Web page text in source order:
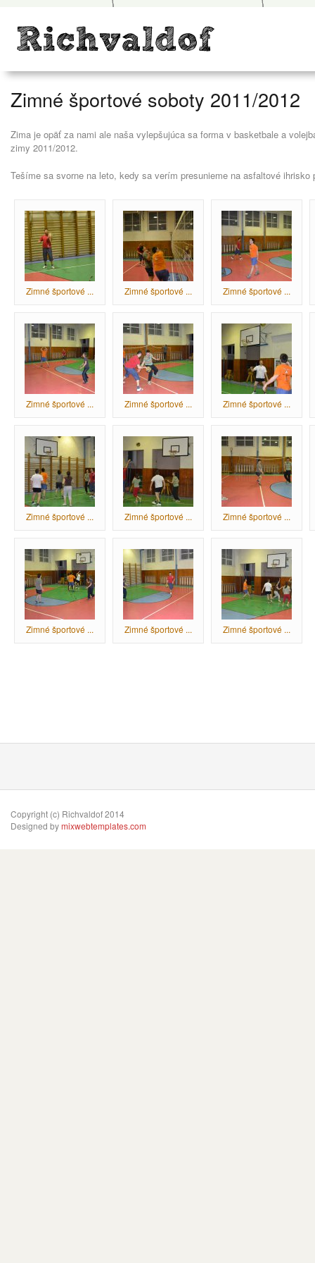
Zimné športové soboty 2011/2012
Zima je opäť za nami ale naša vylepšujúca sa forma v basketbale a
zimy 2011/2012.
Tešíme sa svorne na leto, kedy sa verím presunieme na asfaltové
Zimné športové ... Zimné športové ... Zimné športové ...
Zimné športové ... Zimné športové ... Zimné športové ...
Zimné športové ... Zimné športové ... Zimné športové ...
Zimné športové ... Zimné športové ... Zimné športové ...
Copyright (c) Richvaldof 2014
Designed bymixwebtemplates.com